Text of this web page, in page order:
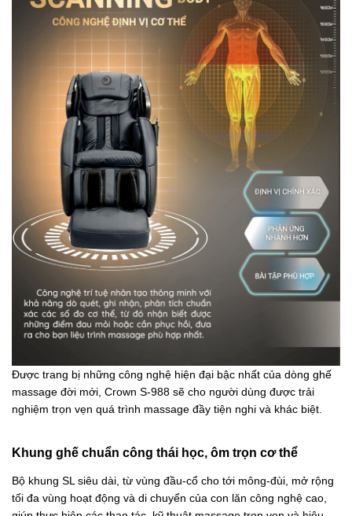
Được trang bị những công nghệ hiện đại bậc nhất của dòng ghế
massage đời mới, Crown S-988 sẽ cho người dùng được trải
nghiệm trọn vẹn quá trình massage đầy tiện nghi và khác biệt.
Khung ghế chuẩn công thái học, ôm trọn cơ thể
Bộ khung SL siêu dài, từ vùng đầu-cổ cho tới mông-đùi, mở rộng
tối đa vùng hoạt động và di chuyển của con lăn công nghệ cao,